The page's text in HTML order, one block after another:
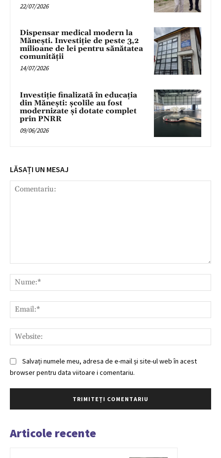
22/07/2026
Dispensar medical modern la
Mănești. Investiție de peste 3,2
milioane de lei pentru sănătatea
comunității
14/07/2026
Investiție finalizată în educația
din Mănești: școlile au fost
modernizate și dotate complet
prin PNRR
09/06/2026
LĂSAȚI UN MESAJ
Salvați numele meu, adresa de e-mail și site-ul web în acest
browser pentru data viitoare i comentariu.
Articole recente